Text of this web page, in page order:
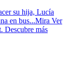
su hija, Lucía
en bus...Mira Ver
Descubre más